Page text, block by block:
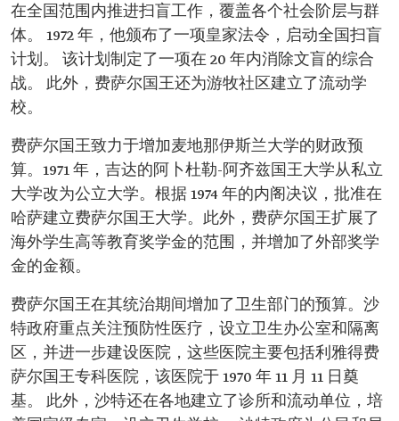
在全国范围内推进扫盲工作，覆盖各个社会阶层与群
体。 1972 年，他颁布了一项皇家法令，启动全国扫盲
计划。 该计划制定了一项在 20 年内消除文盲的综合
战。 此外，费萨尔国王还为游牧社区建立了流动学
校。
费萨尔国王致力于增加麦地那伊斯兰大学的财政预
算。1971 年，吉达的阿卜杜勒-阿齐兹国王大学从私立
大学改为公立大学。根据 1974 年的内阁决议，批准在
哈萨建立费萨尔国王大学。此外，费萨尔国王扩展了
海外学生高等教育奖学金的范围，并增加了外部奖学
金的金额。
费萨尔国王在其统治期间增加了卫生部门的预算。沙
特政府重点关注预防性医疗，设立卫生办公室和隔离
区，并进一步建设医院，这些医院主要包括利雅得费
萨尔国王专科医院，该医院于 1970 年 11 月 11 日奠
基。 此外，沙特还在各地建立了诊所和流动单位，培